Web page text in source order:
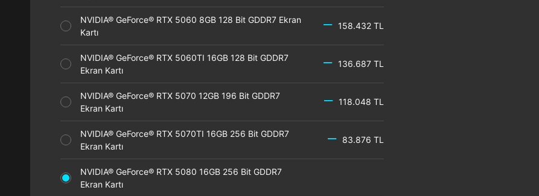
NVIDIA® GeForce® RTX 5060 8GB 128 Bit GDDR7 Ekran
Kartı
158.432 TL
NVIDIA® GeForce® RTX 5060TI 16GB 128 Bit GDDR7
Ekran Kartı
136.687 TL
NVIDIA® GeForce® RTX 5070 12GB 196 Bit GDDR7
Ekran Kartı
118.048 TL
NVIDIA® GeForce® RTX 5070TI 16GB 256 Bit GDDR7
Ekran Kartı
83.876 TL
NVIDIA® GeForce® RTX 5080 16GB 256 Bit GDDR7
Ekran Kartı